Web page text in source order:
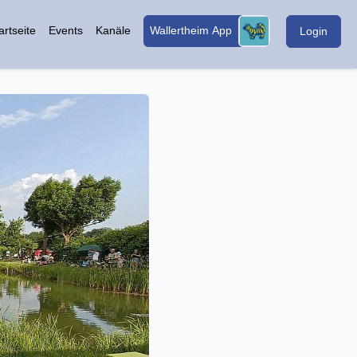
Events Kanäle Wallertheim App Login